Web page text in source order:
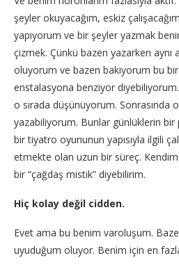
şeyler okuyacağım, eskiz
yapıyorum ve bir şeyler yazmak
çizmek. Çünkü bazen yazarken
oluyorum ve bazen bakıyorum bu
enstalasyona benziyor
o sırada düşünüyorum. Sonrasında
yazabiliyorum. Bunlar günlüklerin bir
bir tiyatro oyununun yapısıyla ilgili
etmekte olan uzun bir süreç.
bir “çağdaş mistik” diyebilirim.
Hiç kolay değil cidden.
Evet ama bu benim varoluşum.
uyuduğum oluyor. Benim için en